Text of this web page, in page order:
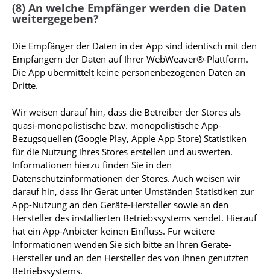
(8) An welche Empfänger werden die Daten
weitergegeben?
Die Empfänger der Daten in der App sind identisch mit den
Empfängern der Daten auf Ihrer WebWeaver®-Plattform.
Die App übermittelt keine personenbezogenen Daten an
Dritte.
Wir weisen darauf hin, dass die Betreiber der Stores als
quasi-monopolistische bzw. monopolistische App-
Bezugsquellen (Google Play, Apple App Store) Statistiken
für die Nutzung ihres Stores erstellen und auswerten.
Informationen hierzu finden Sie in den
Datenschutzinformationen der Stores. Auch weisen wir
darauf hin, dass Ihr Gerät unter Umständen Statistiken zur
App-Nutzung an den Geräte-Hersteller sowie an den
Hersteller des installierten Betriebssystems sendet. Hierauf
hat ein App-Anbieter keinen Einfluss. Für weitere
Informationen wenden Sie sich bitte an Ihren Geräte-
Hersteller und an den Hersteller des von Ihnen genutzten
Betriebssystems.